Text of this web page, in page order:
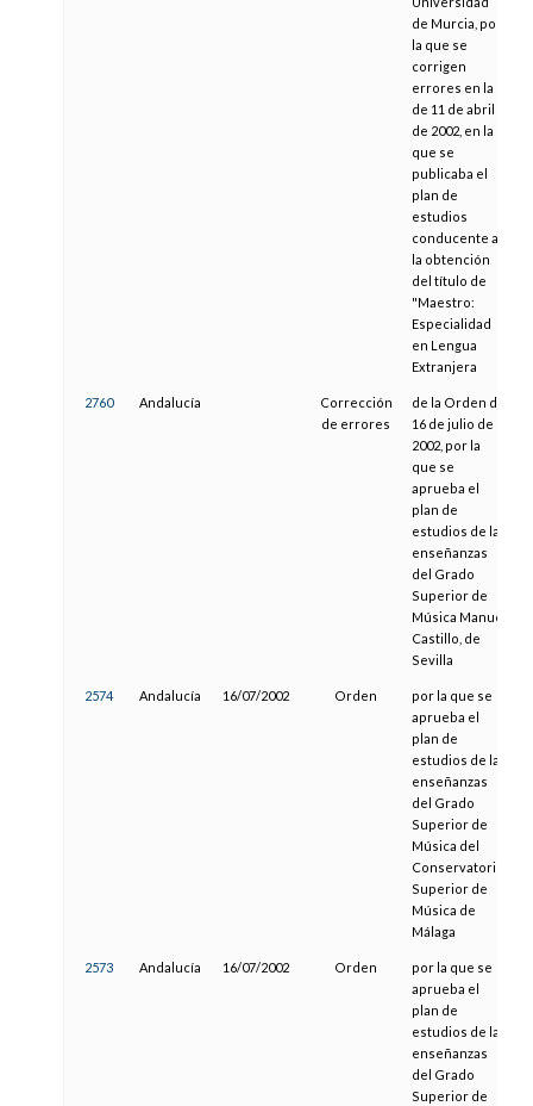
de Murcia, por
la que se
corrigen
errores en la
de 11 de abril
de 2002, en la
que se
publicaba el
plan de
estudios
conducente a
la obtención
del título de
"Maestro:
Especialidad
en Lengua
Extranjera
2760 Andalucía
Corrección
de errores
de la Orden de
16 de julio de
2002, por la
que se
aprueba el
plan de
estudios de las
enseñanzas
del Grado
Superior de
Música Manuel
Castillo, de
Sevilla
2574 Andalucía 16/07/2002 Orden
por la que se
aprueba el
plan de
estudios de las
enseñanzas
del Grado
Superior de
Música del
Conservatorio
Superior de
Música de
Málaga
2573 Andalucía 16/07/2002 Orden
por la que se
aprueba el
plan de
estudios de las
enseñanzas
del Grado
Superior de